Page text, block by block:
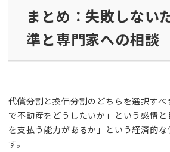
まとめ：失敗しない
準と専門家への相談
代償分割と換価分割のどちらを選択す
で不動産をどうしたいか」という感情
を支払う能力があるか」という経済的
す。